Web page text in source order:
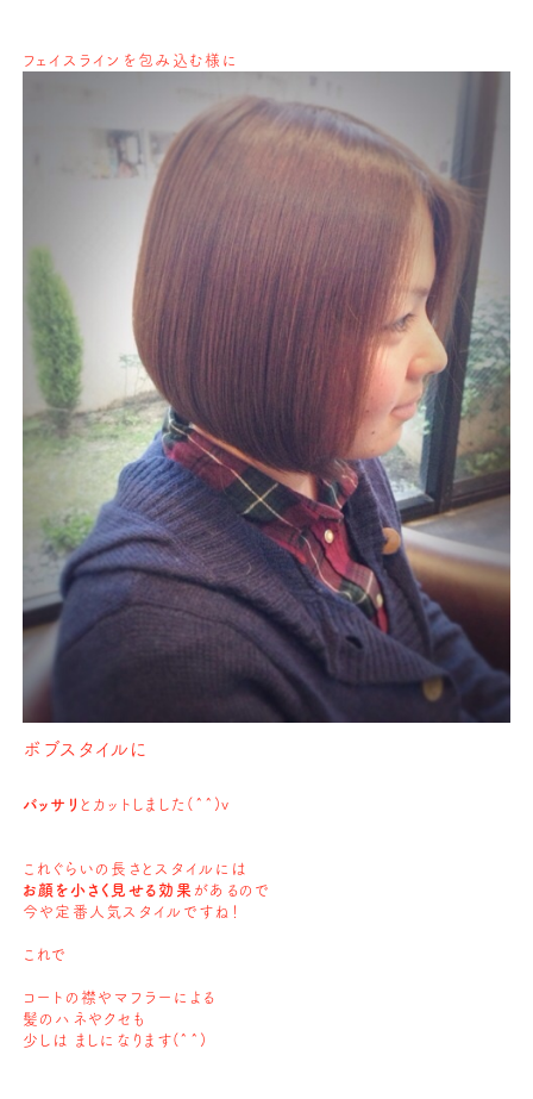
フェイスラインを包み込む様に
ボブスタイルに
バッサリ とカットしました(^^)v
これぐらいの長さとスタイルには
お顔を小さく見せる効果 があるので
今や定番人気スタイルですね！
これで
コートの襟やマフラーによる
髪のハネやクセも
少しは ましになります(^^)